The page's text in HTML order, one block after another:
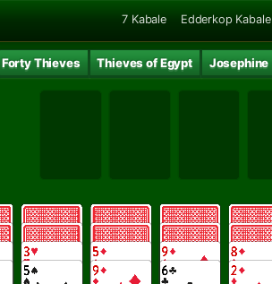
7 Kabale Edderkop Kabale
Forty Thieves Thieves of Egypt Josephine